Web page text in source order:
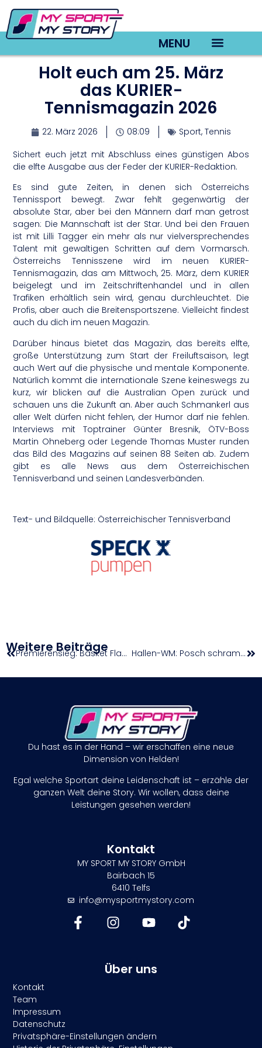
MENU
Holt euch am 25. März
das KURIER-
Tennismagazin 2026
22. März 2026 08:09 Sport, Tennis
Sichert euch jetzt mit Abschluss eines günstigen Abos
die elfte Ausgabe aus der Feder der KURIER-Redaktion.
Es sind gute Zeiten, in denen sich Österreichs
Tennissport bewegt. Zwar fehlt gegenwärtig der
absolute Star, aber bei den Männern darf man getrost
sagen: Die Mannschaft ist der Star. Und bei den Frauen
ist mit Lilli Tagger ein mehr als nur vielversprechendes
Talent mit gewaltigen Schritten auf dem Vormarsch.
Österreichs Tennisszene wird im neuen KURIER-
Tennismagazin, das am Mittwoch, 25. März, dem KURIER
beigelegt und im Zeitschriftenhandel und in allen
Trafiken erhältlich sein wird, genau durchleuchtet. Die
Profis, aber auch die Breitensportszene. Vielleicht findest
auch du dich im neuen Magazin.
Darüber hinaus bietet das Magazin, das bereits elfte,
große Unterstützung zum Start der Freiluftsaison, legt
auch Wert auf die physische und mentale Komponente.
Natürlich kommt die internationale Szene keineswegs zu
kurz, wir blicken auf die Australian Open zurück und
schauen uns die Zukunft an. Aber auch Schmankerl aus
aller Welt dürfen nicht fehlen, der Humor darf nie fehlen.
Interviews mit Toptrainer Günter Bresnik, ÖTV-Boss
Martin Ohneberg oder Legende Thomas Muster runden
das Bild des Magazins auf seinen 88 Seiten ab. Zudem
gibt es alle News aus dem Österreichischen
Tennisverband und seinen Landesverbänden.
Text- und Bildquelle: Österreichischer Tennisverband
Weitere Beiträge Premierensieg: Basket Flames gewinnen Wiener Derby und holen ersten National-League-Titel Hallen-WM: Posch schrammt hauchdünn am Semifinale vorbei, auch Lindner out
Du hast es in der Hand – wir erschaffen eine neue
Dimension von Helden!
Egal welche Sportart deine Leidenschaft ist – erzähle der
ganzen Welt deine Story. Wir wollen, dass deine
Leistungen gesehen werden!
Kontakt
MY SPORT MY STORY GmbH
Bairbach 15
6410 Telfs
info@mysportmystory.com
Über uns
Kontakt
Team
Impressum
Datenschutz
Privatsphäre-Einstellungen ändern